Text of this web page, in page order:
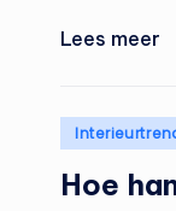
Lees meer
Geplaatst
Hoe